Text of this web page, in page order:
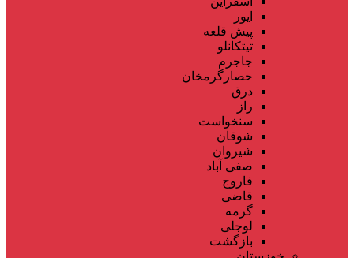
ایور
پیش قلعه
تیتکانلو
جاجرم
حصارگرمخان
درق
راز
سنخواست
شوقان
شیروان
صفی آباد
فاروج
قاضی
گرمه
لوجلی
بازگشت